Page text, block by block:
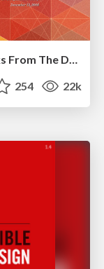
Responsive Adventures: Dirty Tricks From The Dark Corners of Front-End
254 22k